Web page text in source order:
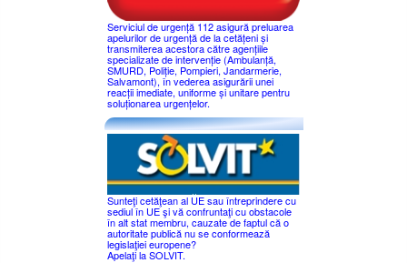
Serviciul de urgență 112 asigură preluarea
apelurilor de urgență de la cetățeni și
transmiterea acestora către agențiile
specializate de intervenție (Ambulanță,
SMURD, Poliție, Pompieri, Jandarmerie,
Salvamont), în vederea asigurării unei
reacții imediate, uniforme și unitare pentru
soluționarea urgențelor.
Sunteţi cetăţean al UE sau întreprindere cu
sediul în UE şi vă confruntaţi cu obstacole
în alt stat membru, cauzate de faptul că o
autoritate publică nu se conformează
legislaţiei europene?
Apelaţi la SOLVIT.